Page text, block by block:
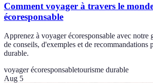
Comment voyager à travers le
écoresponsable
Apprenez à voyager écoresponsable avec notre
de conseils, d'exemples et de recommandations
durable.
voyager écoresponsabletourisme durable
Aug 5